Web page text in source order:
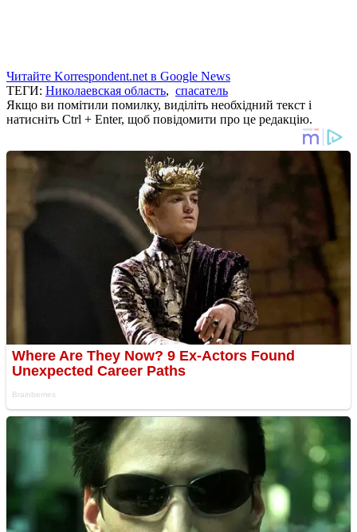
Читайте Korrespondent.net в Google News
ТЕГИ: Николаевская область, спасатель
Якщо ви помітили помилку, виділіть необхідний текст і
натисніть Ctrl + Enter, щоб повідомити про це редакцію.